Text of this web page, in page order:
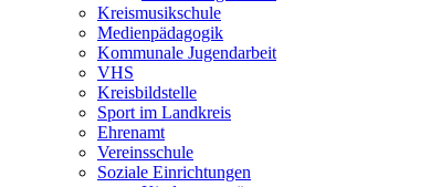
Kreismusikschule
Medienpädagogik
Kommunale Jugendarbeit
VHS
Kreisbildstelle
Sport im Landkreis
Ehrenamt
Vereinsschule
Soziale Einrichtungen